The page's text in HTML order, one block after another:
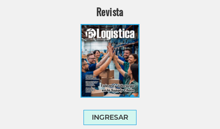
Revista
INGRESAR